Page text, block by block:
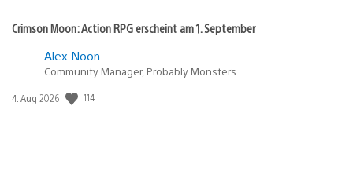
Crimson Moon: Action RPG erscheint am 1. September
Alex Noon
Community Manager, Probably Monsters
Veröffentlichungsdatum:
4. Aug 2026 114